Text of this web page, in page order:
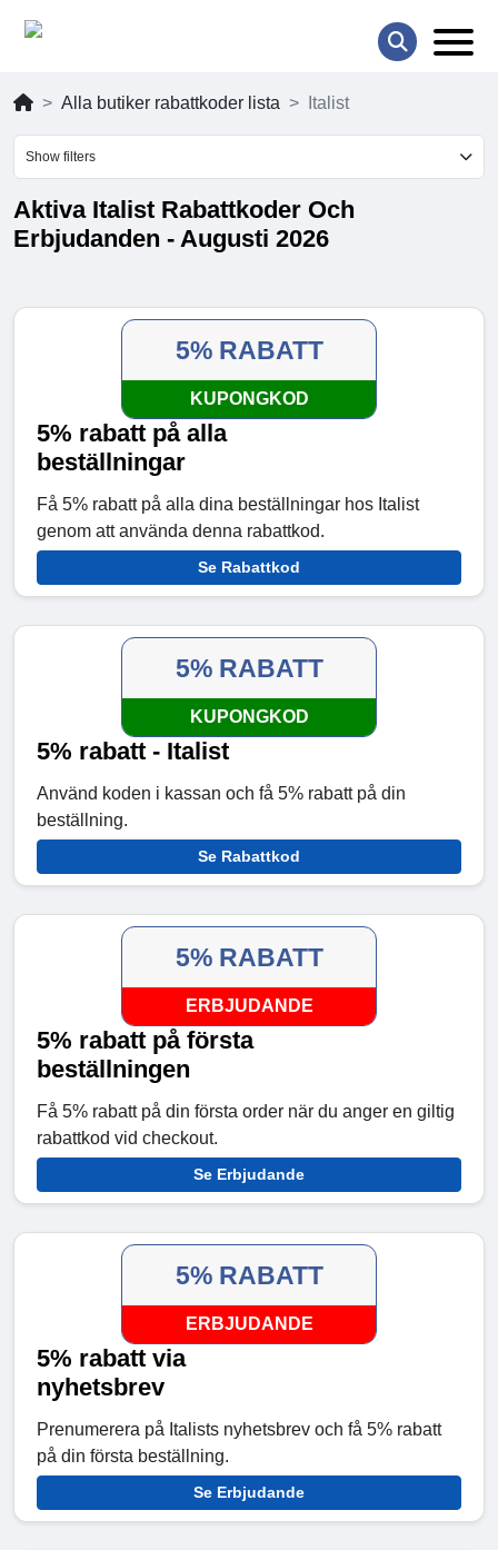
Alla butiker rabattkoder lista Italist
Show filters
Aktiva Italist Rabattkoder Och
Erbjudanden - Augusti 2026
5% RABATT
KUPONGKOD
5% rabatt på alla
beställningar
Få 5% rabatt på alla dina beställningar hos Italist
genom att använda denna rabattkod.
Se Rabattkod
5% RABATT
KUPONGKOD
5% rabatt - Italist
Använd koden i kassan och få 5% rabatt på din
beställning.
Se Rabattkod
5% RABATT
ERBJUDANDE
5% rabatt på första
beställningen
Få 5% rabatt på din första order när du anger en giltig
rabattkod vid checkout.
Se Erbjudande
5% RABATT
ERBJUDANDE
5% rabatt via
nyhetsbrev
Prenumerera på Italists nyhetsbrev och få 5% rabatt
på din första beställning.
Se Erbjudande